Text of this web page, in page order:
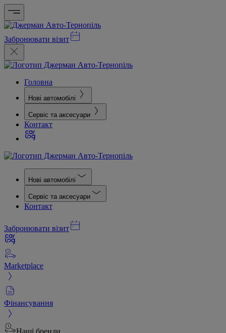
Забронювати візит
Головна
Нові автомобілі
Сервіс та аксесуари
Контакт
Нові автомобілі
Сервіс та аксесуари
Контакт
Забронювати візит
Marketplace
Фінансування
Наші бренди